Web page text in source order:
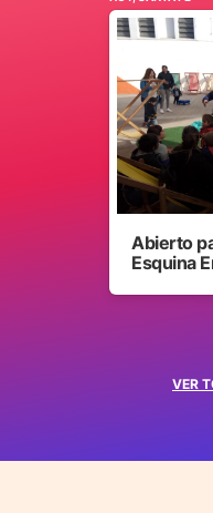
VER
Abierto
Esquina